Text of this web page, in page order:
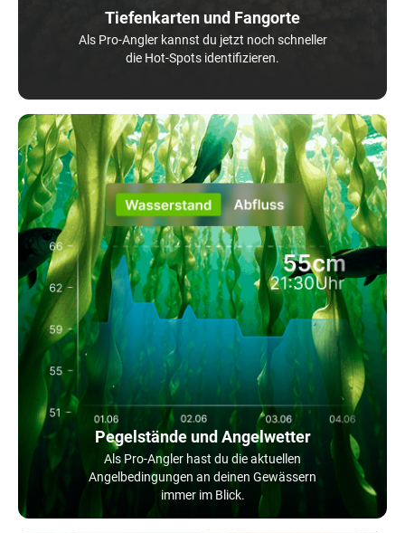
Tiefenkarten und Fangorte
Als Pro-Angler kannst du jetzt noch schneller
die Hot-Spots identifizieren.
Pegelstände und Angelwetter
Als Pro-Angler hast du die aktuellen
Angelbedingungen an deinen Gewässern
immer im Blick.